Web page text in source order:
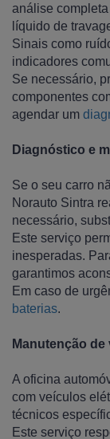
análise
líquido de
Sinais como
indicadores
Se necessário,
componentes
agendar um
Diagnóstico e
Se o seu carro
Norauto Sintra
necessário,
Este serviço
inesperadas.
garantimos
Em caso de
baterias.
Manutenção
A oficina
com veículos
técnicos
Este serviço